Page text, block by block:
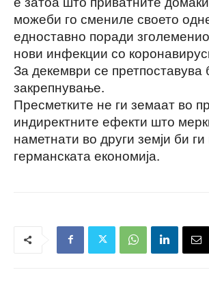
можеби го смениле своето
едноставно поради
нови инфекции со
За декември се претпоставува
закрепнување.
Пресметките не ги земаат во
индиректните ефекти што
наметнати во други земји би
германската економија.